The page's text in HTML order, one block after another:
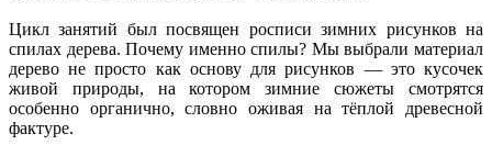
Цикл занятий был посвящен росписи зимних рисунков на
спилах дерева. Почему именно спилы? Мы выбрали материал
дерево не просто как основу для рисунков — это кусочек
живой природы, на котором зимние сюжеты смотрятся
особенно органично, словно оживая на тёплой древесной
фактуре.